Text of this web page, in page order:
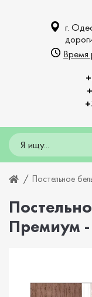
г.
Время
Постельное
Премиум